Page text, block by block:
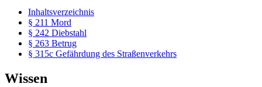
Inhaltsverzeichnis
§ 211 Mord
§ 242 Diebstahl
§ 263 Betrug
§ 315c Gefährdung des Straßenverkehrs
Wissen